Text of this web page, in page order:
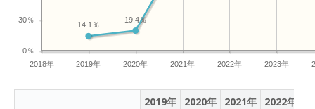
2018年 2019年 2020年 2021年 2022年 2023年
0％
30％ 19.4％
14.1％
2019年 2020年 2021年 2022年